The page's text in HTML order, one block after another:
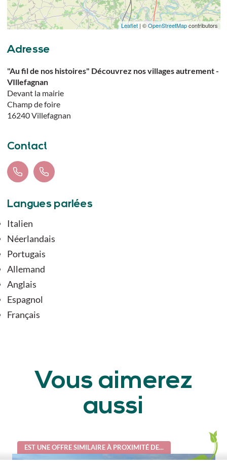
Leaflet| ©OpenStreetMapcontributors
Adresse
"Au fil de nos histoires" Découvrez nos villages autrement -
VIllefagnan
Devant la mairie
Champ de foire
16240Villefagnan
Contact
Langues parlées
Italien
Néerlandais
Portugais
Allemand
Anglais
Espagnol
Français
Vous aimerez
aussi
EST UNE OFFRE SIMILAIRE À PROXIMITÉ DE...